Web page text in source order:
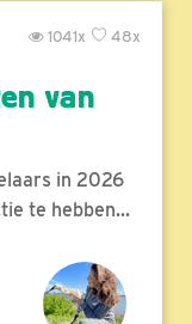
48x
1041x
van
in 2026
te hebben...